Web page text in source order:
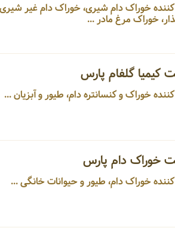
کننده خوراک دام شیری، خوراک دام غیر
خوراک مرغ مادر ...
کیمیا گلفام پارس
دام، طیور و آبزیان ...
خوراک دام پارس
و حیوانات خانگی ...